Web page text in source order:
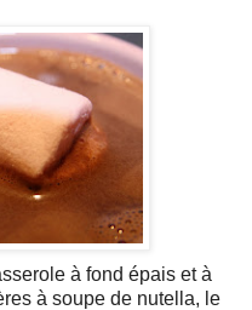
à fond épais et à
à soupe de nutella, le